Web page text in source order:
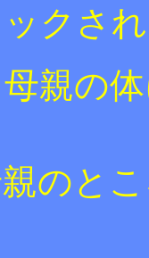
クさ
親の
のと